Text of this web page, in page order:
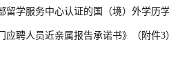
学服务中心认证的国（境）外学历学
聘人员近亲属报告承诺书》（附件3